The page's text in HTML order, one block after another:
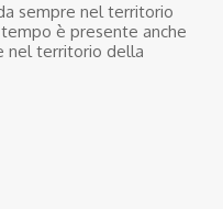
sempre nel territorio
è presente anche
nel territorio della